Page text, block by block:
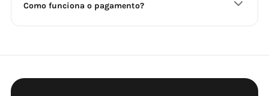
Como funciona o pagamento?